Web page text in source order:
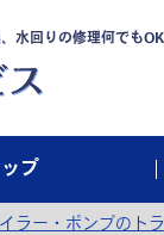
水回りの修理何でもOK
ップ
ラー・ポンプのト